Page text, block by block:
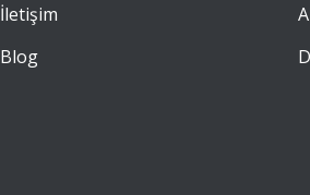
İletişim
Blog